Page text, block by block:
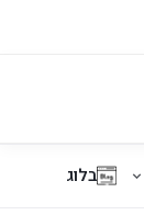
בלוג